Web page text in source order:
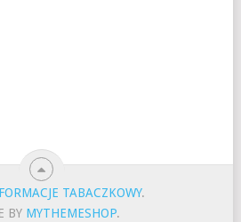
TABACZKOWY.
BY MYTHEMESHOP.